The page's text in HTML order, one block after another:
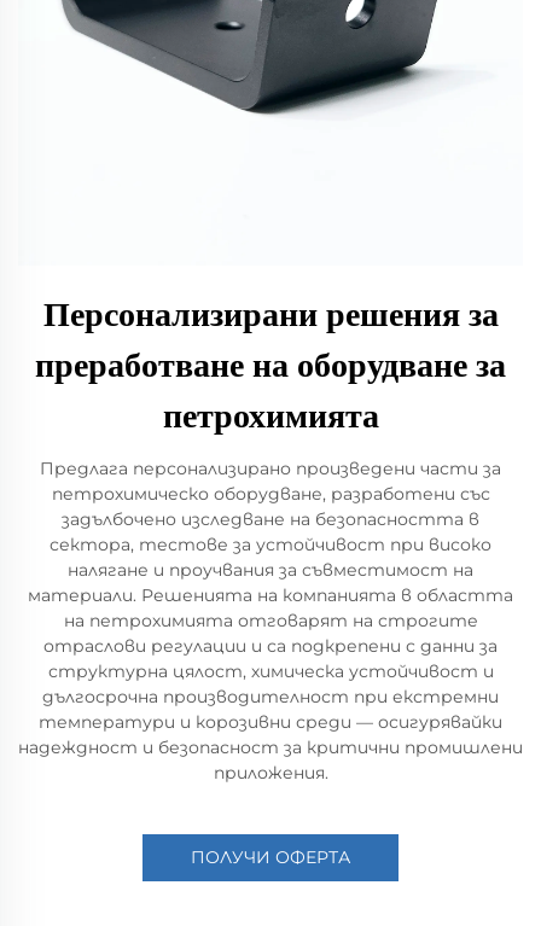
Персонализирани решения за
преработване на оборудване за
петрохимията
Предлага персонализирано произведени части за
петрохимическо оборудване, разработени със
задълбочено изследване на безопасността в
сектора, тестове за устойчивост при високо
налягане и проучвания за съвместимост на
материали. Решенията на компанията в областта
на петрохимията отговарят на строгите
отраслови регулации и са подкрепени с данни за
структурна цялост, химическа устойчивост и
дългосрочна производителност при екстремни
температури и корозивни среди — осигурявайки
надеждност и безопасност за критични промишлени
приложения.
ПОЛУЧИ ОФЕРТА